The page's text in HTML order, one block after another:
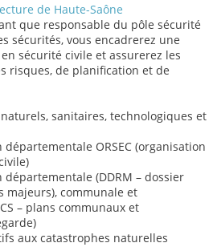
de Haute-Saône
que responsable du pôle sécurité
sécurités, vous encadrerez une
sécurité civile et assurerez les
risques, de planification et de
sanitaires, technologiques et
ORSEC (organisation
(DDRM – dossier
majeurs), communale et
– plans communaux et
aux catastrophes naturelles